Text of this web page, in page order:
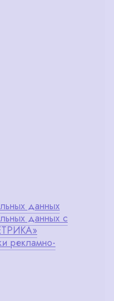
данных
данных с
рекламно-